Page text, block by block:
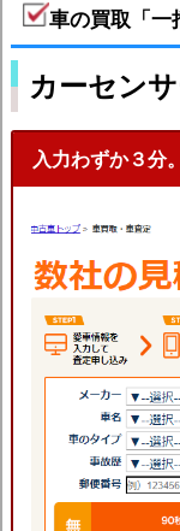
車の買取「一
カーセン
入力わずか３分